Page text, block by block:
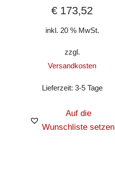
€ 173,52
inkl. 20 % MwSt.
zzgl.
Versandkosten
Lieferzeit: 3-5 Tage
Auf die
Wunschliste setzen